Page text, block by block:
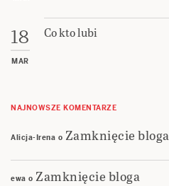
18
MAR
Co kto lubi
NAJNOWSZE KOMENTARZE
Alicja-Irena o Zamknięcie bloga
ewa o Zamknięcie bloga